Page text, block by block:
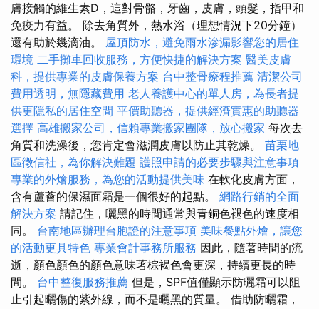
膚接觸的維生素D，這對骨骼，牙齒，皮膚，頭髮，指甲和
免疫力有益。 除去角質外，熱水浴（理想情況下20分鐘）
還有助於幾滴油。 屋頂防水，避免雨水滲漏影響您的居住
環境 二手攤車回收服務，方便快捷的解決方案 醫美皮膚
科，提供專業的皮膚保養方案 台中整骨療程推薦 清潔公司
費用透明，無隱藏費用 老人養護中心的單人房，為長者提
供更隱私的居住空間 平價助聽器，提供經濟實惠的助聽器
選擇 高雄搬家公司，信賴專業搬家團隊，放心搬家 每次去
角質和洗澡後，您肯定會滋潤皮膚以防止其乾燥。 苗栗地
區徵信社，為你解決難題 護照申請的必要步驟與注意事項
專業的外燴服務，為您的活動提供美味 在軟化皮膚方面，
含有蘆薈的保濕面霜是一個很好的起點。 網路行銷的全面
解決方案 請記住，曬黑的時間通常與青銅色褪色的速度相
同。 台南地區辦理台胞證的注意事項 美味餐點外燴，讓您
的活動更具特色 專業會計事務所服務 因此，隨著時間的流
逝，顏色顏色的顏色意味著棕褐色會更深，持續更長的時
間。 台中整復服務推薦 但是，SPF值僅顯示防曬霜可以阻
止引起曬傷的紫外線，而不是曬黑的質量。 借助防曬霜，